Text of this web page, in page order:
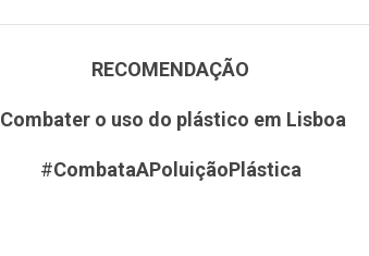
RECOMENDAÇÃO
Combater o uso do plástico em Lisboa
#CombataAPoluiçãoPlástica